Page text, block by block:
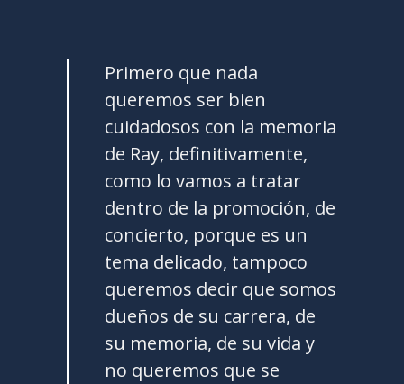
Primero que nada
queremos ser bien
cuidadosos con la memoria
de Ray, definitivamente,
como lo vamos a tratar
dentro de la promoción, de
concierto, porque es un
tema delicado, tampoco
queremos decir que somos
dueños de su carrera, de
su memoria, de su vida y
no queremos que se